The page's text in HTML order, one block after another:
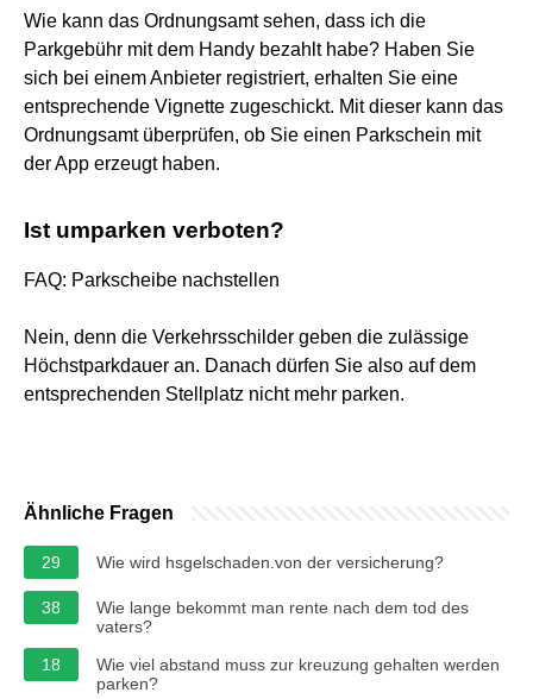
Wie kann das Ordnungsamt sehen, dass ich die
Parkgebühr mit dem Handy bezahlt habe? Haben Sie
sich bei einem Anbieter registriert, erhalten Sie eine
entsprechende Vignette zugeschickt. Mit dieser kann das
Ordnungsamt überprüfen, ob Sie einen Parkschein mit
der App erzeugt haben.
Ist umparken verboten?
FAQ: Parkscheibe nachstellen
Nein, denn die Verkehrsschilder geben die zulässige
Höchstparkdauer an. Danach dürfen Sie also auf dem
entsprechenden Stellplatz nicht mehr parken.
Ähnliche Fragen
29 Wie wird hsgelschaden.von der versicherung?
38
Wie lange bekommt man rente nach dem tod des
vaters?
18
Wie viel abstand muss zur kreuzung gehalten werden
parken?